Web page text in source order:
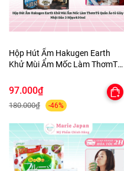
Hộp Hút Ẩm Hakugen Earth
Khử Mùi Ẩm Mốc Làm ThơmTủ
Hộpx450ml
97.000₫
180.000₫ -46%